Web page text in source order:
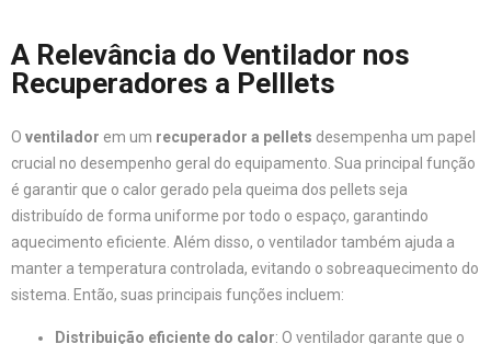
A Relevância do Ventilador nos
Recuperadores a Pelllets
O ventilador em um recuperador a pellets desempenha um papel
crucial no desempenho geral do equipamento. Sua principal função
é garantir que o calor gerado pela queima dos pellets seja
distribuído de forma uniforme por todo o espaço, garantindo
aquecimento eficiente. Além disso, o ventilador também ajuda a
manter a temperatura controlada, evitando o sobreaquecimento do
sistema. Então, suas principais funções incluem:
Distribuição eficiente do calor: O ventilador garante que o